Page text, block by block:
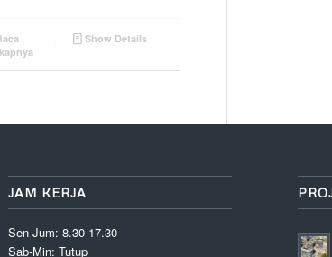
Show Details
JAM KERJA
Sen-Jum: 8.30-17.30
Sab-Min: Tutup